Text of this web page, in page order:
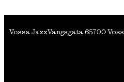
Vossa JazzVangsgata 65700 Voss